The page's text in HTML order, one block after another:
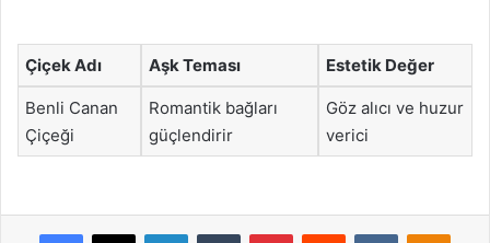
Çiçek Adı Aşk Teması Estetik Değer
Benli Canan
Çiçeği
Romantik bağları
güçlendirir
Göz alıcı ve huzur
verici
Facebook
X LinkedInTumblr PinterestReddit VKontakte